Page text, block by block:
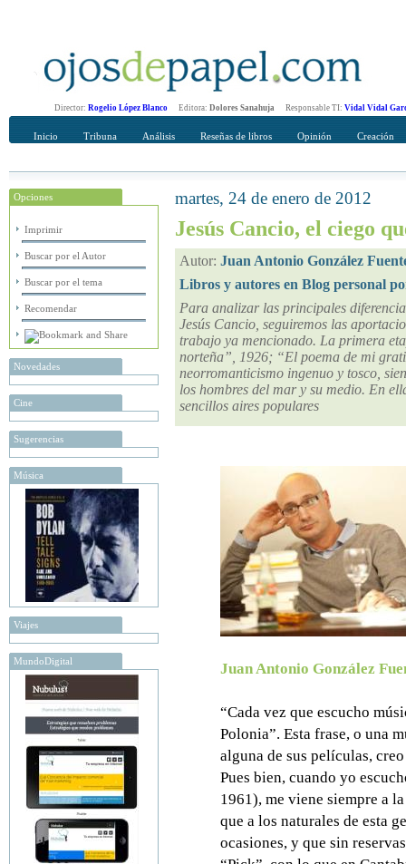
Director: Rogelio López Blanco Editora: Dolores Sanahuja Responsable TI: Vidal Vidal
Inicio Tribuna Análisis Reseñas de libros Opinión Creación
Opciones
Imprimir
Buscar por el Autor
Buscar por el tema
Recomendar
Novedades
Cine
Sugerencias
Música
Viajes
MundoDigital
Recomendar
martes, 24 de enero de 2012
Jesús Cancio, el ciego
Autor: Juan Antonio González
Libros y autores en Blog personal
Para analizar las principales
Jesús Cancio, seguiremos las
trabajo ya mencionado. La primera
norteña”, 1926; “El poema de mi
neorromanticismo ingenuo y tosco,
los hombres del mar y su medio. En
sencillos aires populares
Juan Antonio González
“Cada vez que escucho
Polonia”. Esta frase, o una
alguna de sus películas,
Pues bien, cuando yo
1961), me viene siempre a
que a los naturales de esta
ocasiones, y que sin